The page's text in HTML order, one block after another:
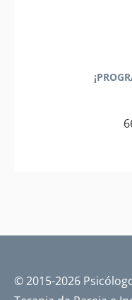
© 2015-2026